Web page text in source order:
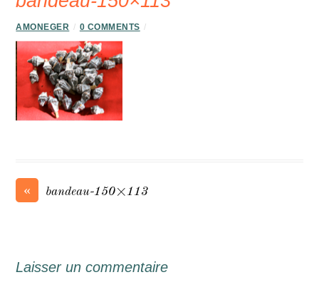
AMONEGER / 0 COMMENTS /
« bandeau-150×113
Laisser un commentaire